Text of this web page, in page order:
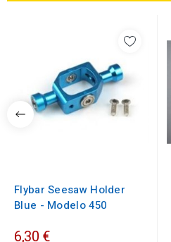
Flybar Seesaw Holder
Blue - Modelo 450
6,30 €